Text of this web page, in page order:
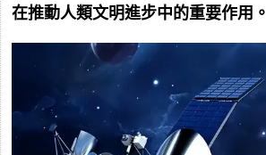
在推動人類文明進步中的重要作用。